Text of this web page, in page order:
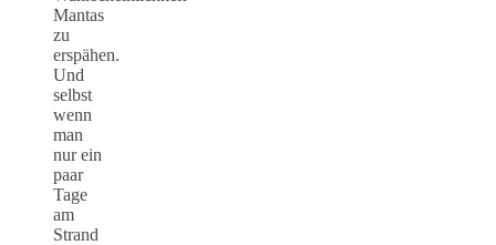
Mantas
zu
erspähen.
Und
selbst
wenn
man
nur ein
paar
Tage
am
Strand